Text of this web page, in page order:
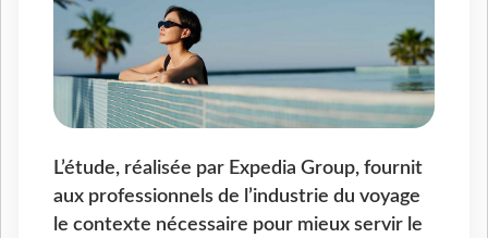
L’étude, réalisée par Expedia Group, fournit
aux professionnels de l’industrie du voyage
le contexte nécessaire pour mieux servir le